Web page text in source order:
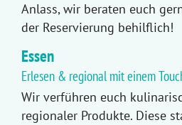
Anlass, wir beraten euch
der Reservierung behilflich!
Essen
Erlesen & regional mit einem
Wir verführen euch
regionaler Produkte. Diese